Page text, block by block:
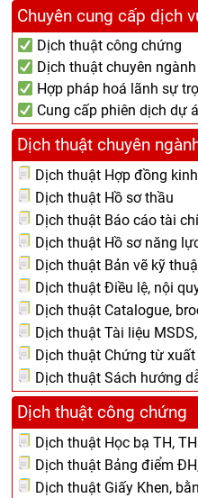
Chuyên cung cấp dịch
Dịch thuật công chứng
Dịch thuật chuyên ngành
Hợp pháp hoá lãnh sự
Cung cấp phiên dịch dự
Dịch thuật chuyên
Dịch thuật Hợp đồng
Dịch thuật Hồ sơ thầu
Dịch thuật Báo cáo tài
Dịch thuật Hồ sơ năng
Dịch thuật Bản vẽ kỹ
Dịch thuật Điều lệ, nội
Dịch thuật Catalogue,
Dịch thuật Tài liệu
Dịch thuật Chứng từ
Dịch thuật Sách hướng
Dịch thuật công chứng
Dịch thuật Học bạ TH,
Dịch thuật Bảng điểm
Dịch thuật Giấy Khen,